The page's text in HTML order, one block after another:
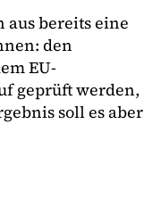
aus bereits eine
den
EU-
geprüft werden,
soll es aber